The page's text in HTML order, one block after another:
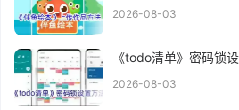
2026-08-03
《todo清单》密码锁
2026-08-03